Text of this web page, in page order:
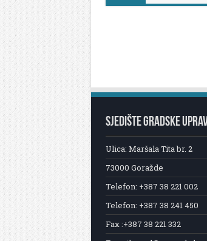
SJEDIŠTE GRADSKE
Ulica: Maršala Tita br. 2
73000 Goražde
Telefon: +387 38 221 002
Telefon: +387 38 241 450
Fax :+387 38 221 332